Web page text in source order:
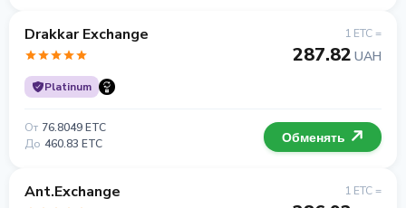
Drakkar Exchange
Platinum
1 ETC =
287.82 UAH
От 76.8049 ETC
До 460.83 ETC Обменять
Ant.Exchange 1 ETC =